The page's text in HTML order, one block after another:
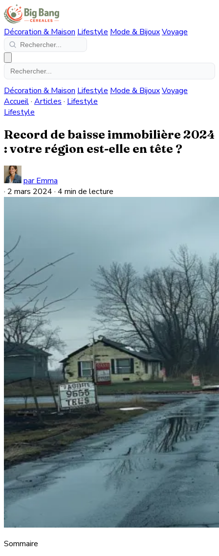
Décoration & Maison Lifestyle Mode & BijouxVoyage
Décoration & Maison Lifestyle Mode & BijouxVoyage
Accueil· Articles · Lifestyle
Lifestyle
Record de baisse immobilière 2024
: votre région est-elle en tête ?
par Emma
· 2 mars 2024 · 4 min de lecture
Sommaire